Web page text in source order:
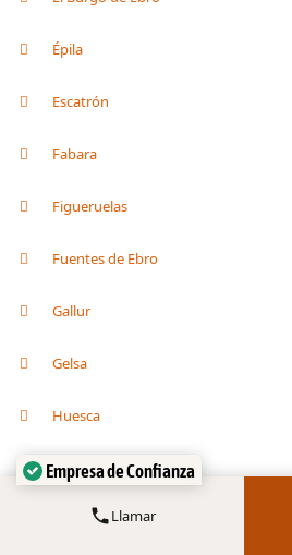
Épila
Escatrón
Fabara
Figueruelas
Fuentes de Ebro
Gallur
Gelsa
Huesca
Illueca
La Almunia de Doña Godina
Llamar
Verificado por:Trustindex